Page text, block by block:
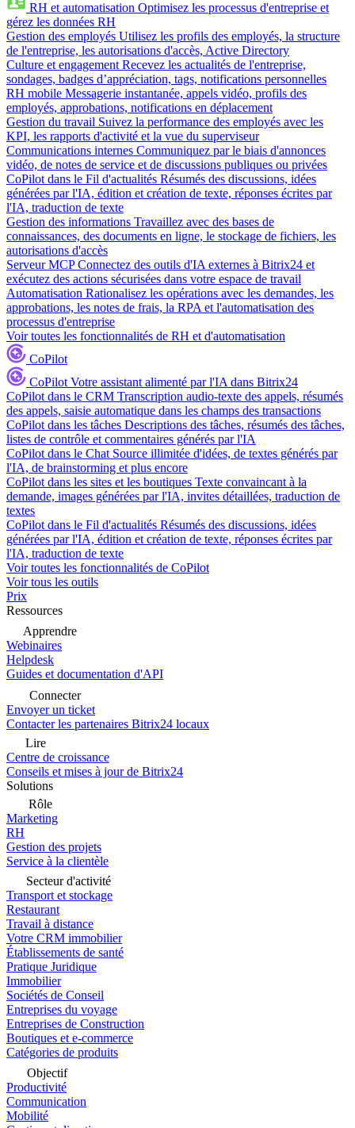
RH et automatisation Optimisez les processus d'entreprise et
gérez les données RH
Gestion des employés Utilisez les profils des employés, la structure
de l'entreprise, les autorisations d'accès, Active Directory
Culture et engagement Recevez les actualités de l'entreprise,
sondages, badges d’appréciation, tags, notifications personnelles
RH mobile Messagerie instantanée, appels vidéo, profils des
employés, approbations, notifications en déplacement
Gestion du travail Suivez la performance des employés avec les
KPI, les rapports d'activité et la vue du superviseur
Communications internes Communiquez par le biais d'annonces
vidéo, de notes de service et de discussions publiques ou privées
CoPilot dans le Fil d'actualités Résumés des discussions, idées
générées par l'IA, édition et création de texte, réponses écrites par
l'IA, traduction de texte
Gestion des informations Travaillez avec des bases de
connaissances, des documents en ligne, le stockage de fichiers, les
autorisations d'accès
Serveur MCP Connectez des outils d'IA externes à Bitrix24 et
exécutez des actions sécurisées dans votre espace de travail
Automatisation Rationalisez les opérations avec les demandes, les
approbations, les notes de frais, la RPA et l'automatisation des
processus d'entreprise
Voir toutes les fonctionnalités de RH et d'automatisation
CoPilot
CoPilot Votre assistant alimenté par l'IA dans Bitrix24
CoPilot dans le CRM Transcription audio-texte des appels, résumés
des appels, saisie automatique dans les champs des transactions
CoPilot dans les tâches Descriptions des tâches, résumés des tâches,
listes de contrôle et commentaires générés par l'IA
CoPilot dans le Chat Source illimitée d'idées, de textes générés par
l'IA, de brainstorming et plus encore
CoPilot dans les sites et les boutiques Texte convaincant à la
demande, images générées par l'IA, invites détaillées, traduction de
textes
CoPilot dans le Fil d'actualités Résumés des discussions, idées
générées par l'IA, édition et création de texte, réponses écrites par
l'IA, traduction de texte
Voir toutes les fonctionnalités de CoPilot
Voir tous les outils
Prix
Ressources
Apprendre
Webinaires
Helpdesk
Guides et documentation d'API
Connecter
Envoyer un ticket
Contacter les partenaires Bitrix24 locaux
Lire
Centre de croissance
Conseils et mises à jour de Bitrix24
Solutions
Rôle
Marketing
RH
Gestion des projets
Service à la clientèle
Secteur d'activité
Transport et stockage
Restaurant
Travail à distance
Votre CRM immobilier
Établissements de santé
Pratique Juridique
Immobilier
Sociétés de Conseil
Entreprises du voyage
Entreprises de Construction
Boutiques et e-commerce
Catégories de produits
Objectif
Productivité
Communication
Mobilité